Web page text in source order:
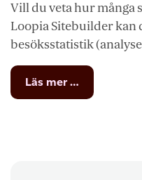
Vill du veta hur många
Loopia Sitebuilder kan
besöksstatistik
Läs mer …